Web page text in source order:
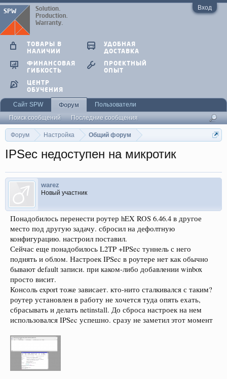
Вход
Форум Настройка Общий форум
IPSec недоступен на микротик
warez
Новый участник
Понадобилось перенести роутер hEX ROS 6.46.4 в другое
место под другую задачу. сбросил на дефолтную
конфигурацию. настроил поставил.
Сейчас еще понадобилось L2TP +IPSec туннель с него
поднять и облом. Настроек IPSec в роутере нет как обычно
бывают default записи. при каком-либо добавлении winbox
просто висит.
Консоль export тоже зависает. кто-нито сталкивался с таким?
роутер установлен в работу не хочется туда опять ехать,
сбрасывать и делать netinstall. До сброса настроек на нем
использовался IPSec успешно. сразу не заметил этот момент
ТОВАРЫ В
НАЛИЧИИ
УДОБНАЯ
ДОСТАВКА
ФИНАНСОВАЯ
ГИБКОСТЬ
ПРОЕКТНЫЙ
ОПЫТ
ЦЕНТР
ОБУЧЕНИЯ
Сайт SPW
Форум
Поиск сообщений
Последние сообщения
Пользователи